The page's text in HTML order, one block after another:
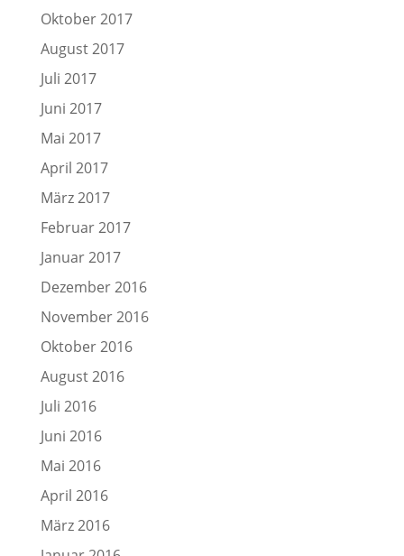
Oktober 2017
August 2017
Juli 2017
Juni 2017
Mai 2017
April 2017
März 2017
Februar 2017
Januar 2017
Dezember 2016
November 2016
Oktober 2016
August 2016
Juli 2016
Juni 2016
Mai 2016
April 2016
März 2016